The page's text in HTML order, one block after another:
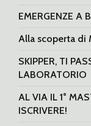
EMERGENZE A
Alla scoperta di
SKIPPER, TI
LABORATORIO
AL VIA IL 1°
ISCRIVERE!